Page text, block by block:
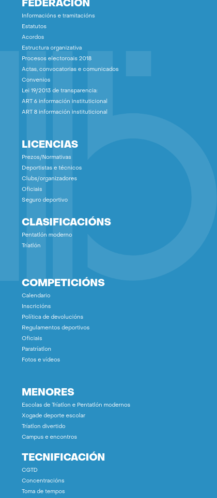
FEDERACIÓN
Informacións e tramitacións
Estatutos
Acordos
Estructura organizativa
Procesos electoroais 2018
Actas, convocatorias e comunicados
Convenios
Lei 19/2013 de transparencia:
ART 6 información instituticional
ART 8 información instituticional
LICENCIAS
Prezos/Normativas
Deportistas e técnicos
Clubs/organizadores
Oficiais
Seguro deportivo
CLASIFICACIÓNS
Pentatlón moderno
Tríatlón
COMPETICIÓNS
Calendario
Inscricións
Política de devolucións
Regulamentos deportivos
Oficiais
Paratríatlon
Fotos e vídeos
MENORES
Escolas de Tríatlon e Pentatlón modernos
Xogade deporte escolar
Tríatlon divertido
Campus e encontros
TECNIFICACIÓN
CGTD
Concentracións
Toma de tempos